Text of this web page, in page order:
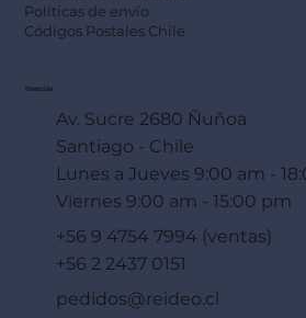
Políticas de envío
Códigos Postales Chile
Dirección
Av. Sucre 2680 Ñuñoa
Santiago - Chile
Lunes a Jueves 9:00 am -
Viernes 9:00 am - 15:00 pm
+56 9 4754 7994 (ventas)
+56 2 2437 0151
pedidos@reideo.cl